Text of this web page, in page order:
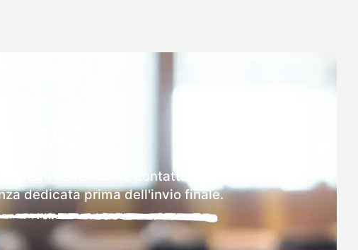
delle scuole contattate.
dedicata prima dell'invio finale.